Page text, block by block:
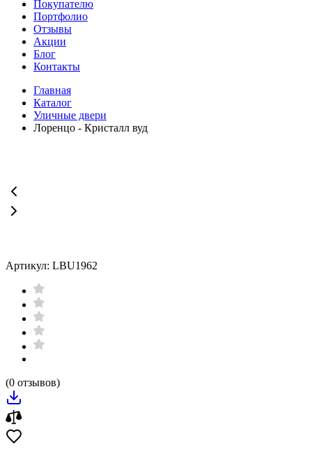
Покупателю
Портфолио
Отзывы
Акции
Блог
Контакты
Главная
Каталог
Уличные двери
Лоренцо - Кристалл вуд
Артикул: LBU1962
(0 отзывов)